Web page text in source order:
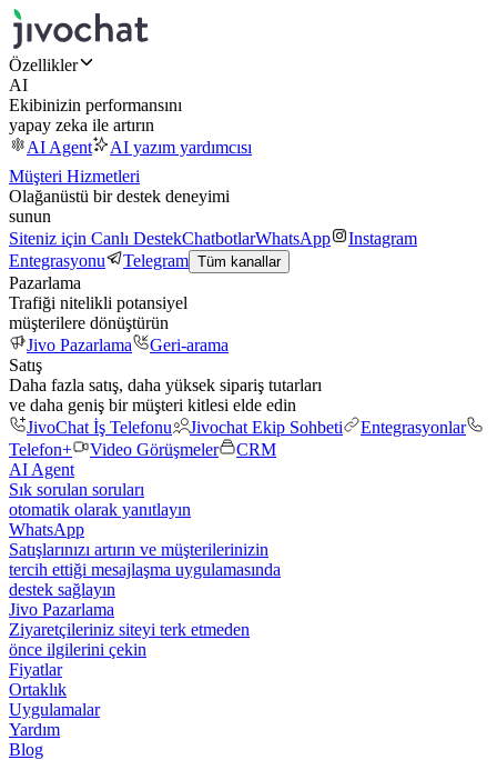
Özellikler
AI
Ekibinizin performansını
yapay zeka ile artırın
AI Agent
AI yazım yardımcısı
Müşteri Hizmetleri
Olağanüstü bir destek deneyimi
sunun
Siteniz için Canlı DestekChatbotlarWhatsApp
Instagram
Entegrasyonu
Telegram Tüm kanallar
Pazarlama
Trafiği nitelikli potansiyel
müşterilere dönüştürün
Jivo Pazarlama
Geri-arama
Satış
Daha fazla satış, daha yüksek sipariş tutarları
ve daha geniş bir müşteri kitlesi elde edin
JivoChat İş Telefonu
Jivochat Ekip Sohbeti
Entegrasyonlar
Telefon+
Video Görüşmeler
CRM
AI Agent
Sık sorulan soruları
otomatik olarak yanıtlayın
WhatsApp
Satışlarınızı artırın ve müşterilerinizin
tercih ettiği mesajlaşma uygulamasında
destek sağlayın
Jivo Pazarlama
Ziyaretçileriniz siteyi terk etmeden
önce ilgilerini çekin
Fiyatlar
Ortaklık
Uygulamalar
Yardım
Blog